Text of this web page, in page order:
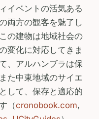
イベントの活気ある
両方の観客を魅了し
の建物は地域社会の
変化に対応してきま
、アルハンブラは保
た中東地域のサイエ
して、保存と適応的
（cronobook.com,